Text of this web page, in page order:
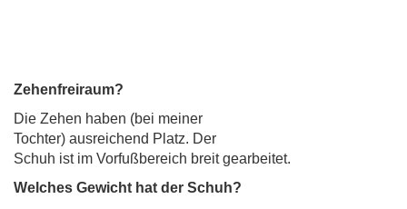
Zehenfreiraum?
Die Zehen haben (bei meiner
Tochter) ausreichend Platz. Der
Schuh ist im Vorfußbereich breit gearbeitet.
Welches Gewicht hat der Schu h?